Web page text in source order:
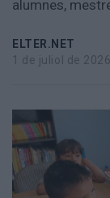
Esports
Manlleu
notícies
alumnes,
ELTER.NET
1 de juliol de